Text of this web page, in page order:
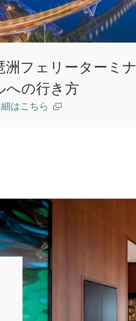
洲フェリーターミナ
への行き方
はこちら